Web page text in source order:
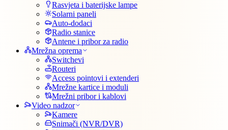
Rasvjeta i baterijske lampe
Solarni paneli
Auto-dodaci
Radio stanice
Antene i pribor za radio
Mrežna oprema
Switchevi
Routeri
Access pointovi i extenderi
Mrežne kartice i moduli
Mrežni pribor i kablovi
Video nadzor
Kamere
Snimači (NVR/DVR)